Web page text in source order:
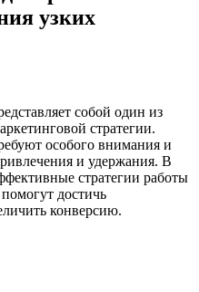
узких
собой один из
стратегии.
особого внимания и
и удержания. В
стратегии работы
достичь
конверсию.